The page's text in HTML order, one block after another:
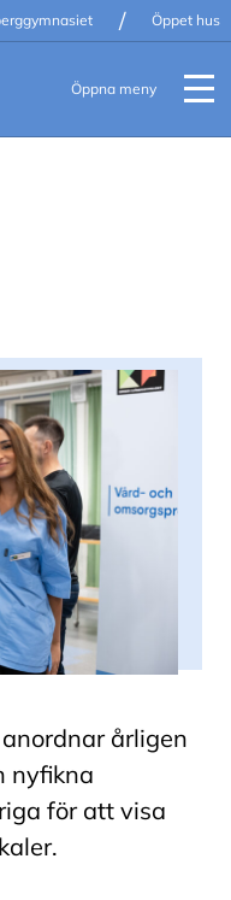
/ Öppet hus
Öppna meny
årligen
nyfikna
för att visa